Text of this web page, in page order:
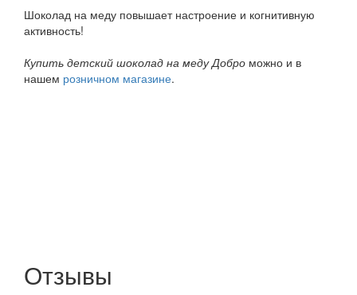
Шоколад на меду повышает настроение и когнитивную
активность!
Купить детский шоколад на меду Добро можно и в
нашем розничном магазине.
Отзывы